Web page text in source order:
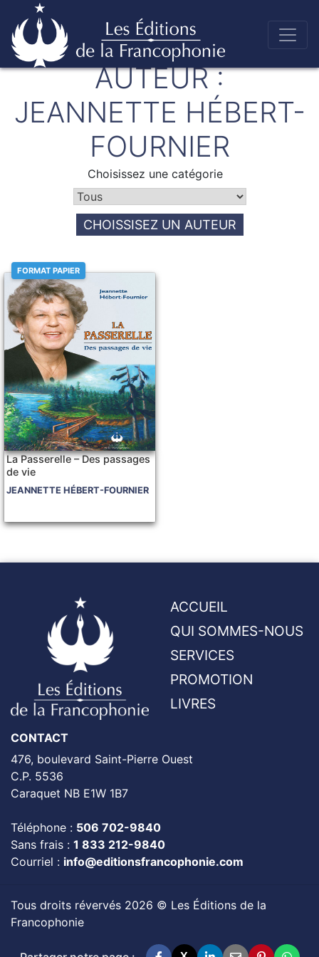
Skip
to Éditions de la francophonieAUTEUR :
JEANNETTE HÉBERT-
FOURNIER
Choisissez une catégorie
CHOISSISEZ UN AUTEUR
FORMAT PAPIER
La Passerelle – Des passages
de vie
JEANNETTE HÉBERT-FOURNIER
ACCUEIL
QUI SOMMES-NOUS
SERVICES
PROMOTION
LIVRES
CONTACT
476, boulevard Saint-Pierre Ouest
C.P. 5536
Caraquet NB E1W 1B7
Téléphone : 506 702-9840
Sans frais : 1 833 212-9840
Courriel : info@editionsfrancophonie.com
Tous droits révervés 2026 © Les Éditions de la
Francophonie